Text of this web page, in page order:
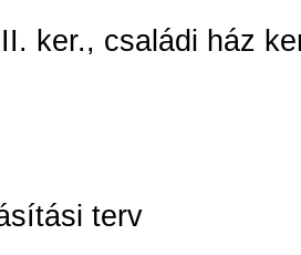
ker., családi ház
terv